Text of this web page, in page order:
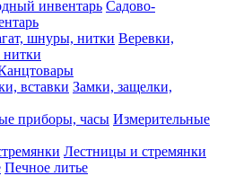
Садово-
Веревки,
Замки, защелки,
Измерительные
Лестницы и стремянки
Печное литье